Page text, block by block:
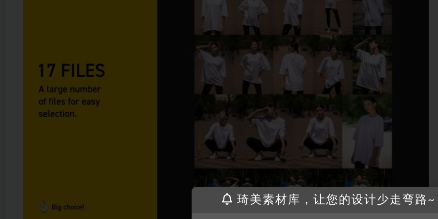
琦美素材库，让您的设计少走弯路~